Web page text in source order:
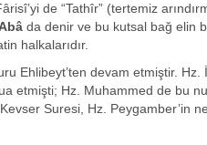
de “Tathîr” (tertemiz
da denir ve bu kutsal bağ elin
halkalarıdır.
Ehlibeyt’ten devam etmiştir. Hz.
etmişti; Hz. Muhammed de bu
Suresi, Hz. Peygamber’in